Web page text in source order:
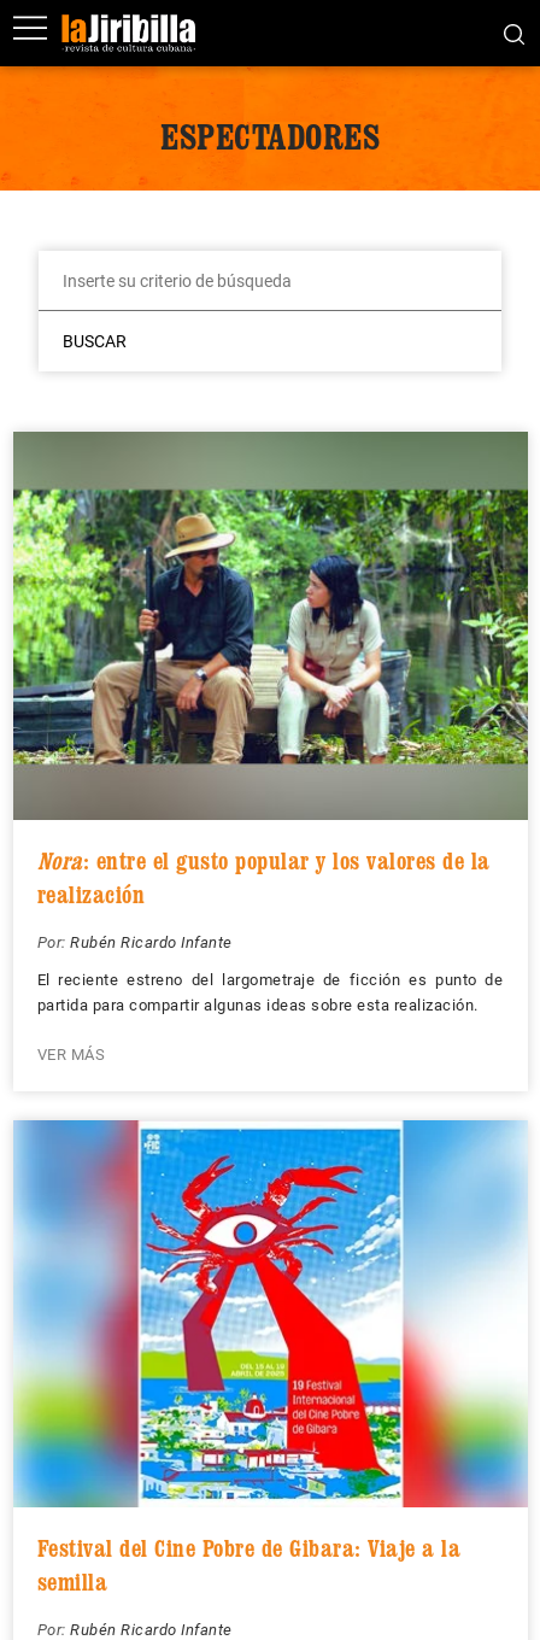
ESPECTADORES
BUSCAR
Nora: entre el gusto popular y los valores de la
realización
Por: Rubén Ricardo Infante
El reciente estreno del largometraje de ficción es punto de
partida para compartir algunas ideas sobre esta realización.
VER MÁS
Festival del Cine Pobre de Gibara: Viaje a la
semilla
Por: Rubén Ricardo Infante